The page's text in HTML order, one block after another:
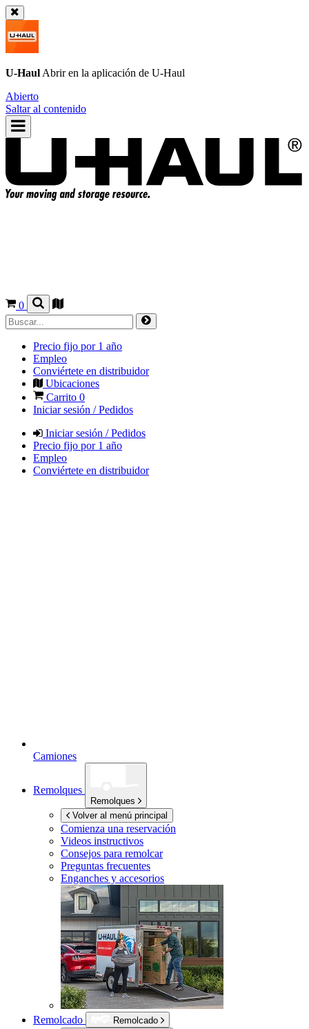
U-Haul Abrir en la aplicación de U-Haul
Abierto
Saltar al contenido
0
Precio fijo por 1 año
Empleo
Conviértete en distribuidor
Ubicaciones
Carrito 0
Iniciar sesión / Pedidos
Iniciar sesión / Pedidos
Precio fijo por 1 año
Empleo
Conviértete en distribuidor
Camiones
Remolques
Remolques
Volver al menú principal
Comienza una reservación
Videos instructivos
Consejos para remolcar
Preguntas frecuentes
Enganches y accesorios
Remolcado
Remolcado